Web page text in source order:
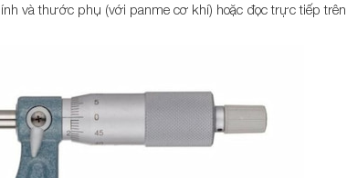
và thước phụ (với panme cơ khí) hoặc đọc trực tiếp trên